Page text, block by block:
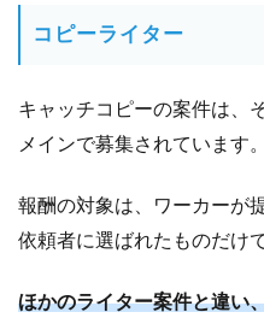
配信
アプ
紹介
11.2.2 1番人
ブ配信ア
「17（イ
ナ）」
コピーライター
キャッチコピーの案件は、
メインで募集されています。
報酬の対象は、ワーカーが
依頼者に選ばれたものだけで
ほかのライター案件と違い